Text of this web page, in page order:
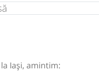
Iași, amintim: